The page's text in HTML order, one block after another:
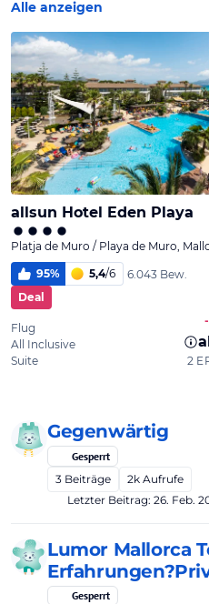
Gegenwärtig
Gesperrt
3 Beiträge 2k Aufrufe
Letzter Beitrag: 26. Feb.
Lumor Mallorca
Gesperrt